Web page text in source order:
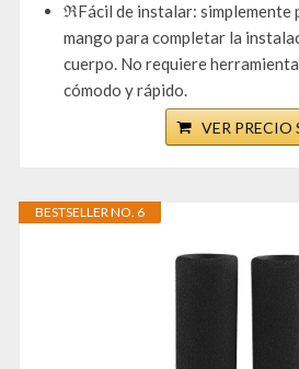
ℜFácil de instalar: simplemente
mango para completar la
cuerpo. No requiere
cómodo y rápido.
VER
BESTSELLER NO. 6